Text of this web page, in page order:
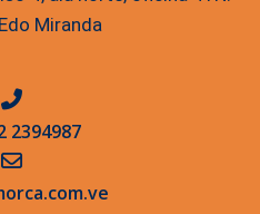
Miranda
2394987